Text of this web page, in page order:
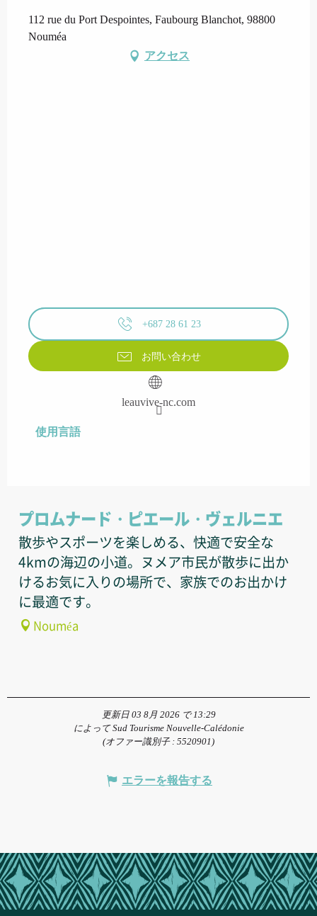
112 rue du Port Despointes, Faubourg Blanchot, 98800
Nouméa
アクセス
+687 28 61 23
お問い合わせ
leauvive-nc.com
使用言語
使用言語
プロムナード・ピエール・ヴェルニエ
散歩やスポーツを楽しめる、快適で安全な
4kmの海辺の小道。ヌメア市民が散歩に出か
けるお気に入りの場所で、家族でのお出かけ
に最適です。
Nouméa
更新日 03 8月 2026 で 13:29
によって Sud Tourisme Nouvelle-Calédonie
(オファー識別子 : 5520901 )
エラーを報告する